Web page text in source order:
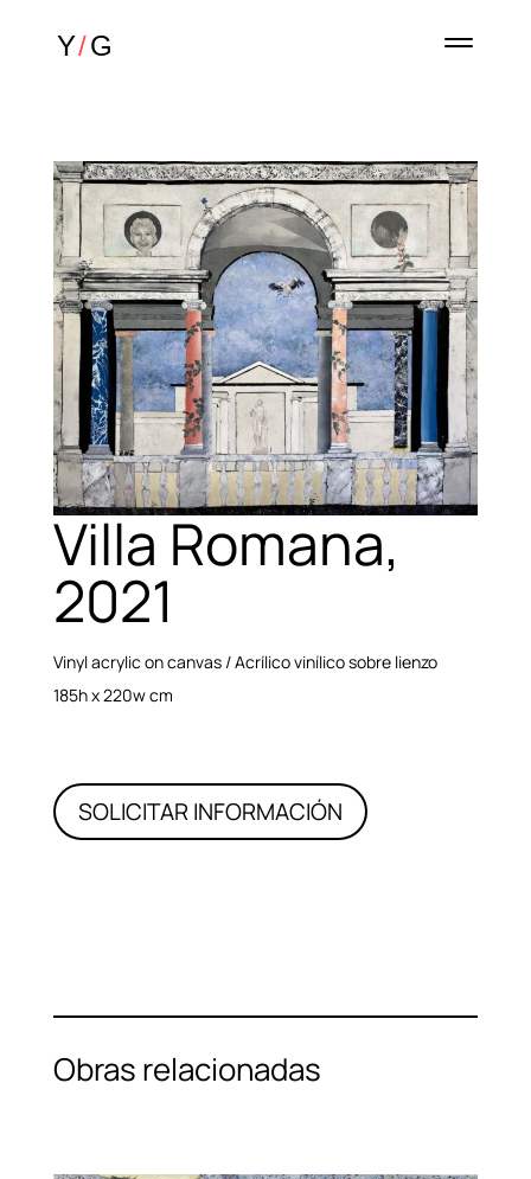
Villa Romana,
2021
Vinyl acrylic on canvas / Acrílico vinílico sobre lienzo
185h x 220w cm
SOLICITAR INFORMACIÓN
Obras relacionadas